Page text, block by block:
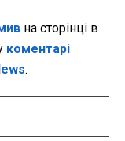
на сторінці в
коментарі
.